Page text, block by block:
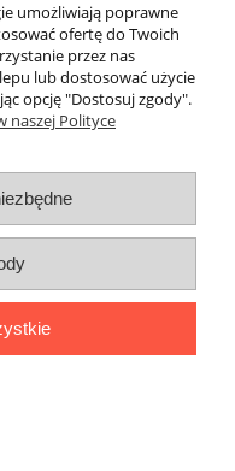
Pomorska 31, 50-216
|501 358 235
520339931
strony
umożliwiają poprawne
ofertę do Twoich
przez nas
lub dostosować użycie
opcję "Dostosuj zgody".
naszej Polityce